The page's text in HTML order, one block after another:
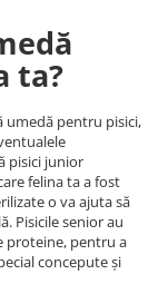
ta?
pentru pisici,
pisici junior
felina ta a fost
o va ajuta să
Pisicile senior au
proteine, pentru a
concepute și